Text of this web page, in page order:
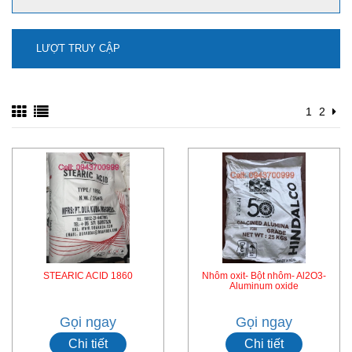
Ứng dụng của bột sắt nghiền - Iron powder
mua natri stanat-na2sno3 ở đâu?
Xem thêm
LƯỢT TRUY CẬP
1 2
STEARIC ACID 1860
Gọi ngay
Chi tiết
Nhôm oxit- Bột nhôm- Al2O3-
Aluminum oxide
Gọi ngay
Chi tiết